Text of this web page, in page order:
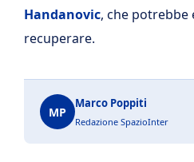
Handanovic, che potrebbe
recuperare.
MP
Marco Poppiti
Redazione SpazioInter